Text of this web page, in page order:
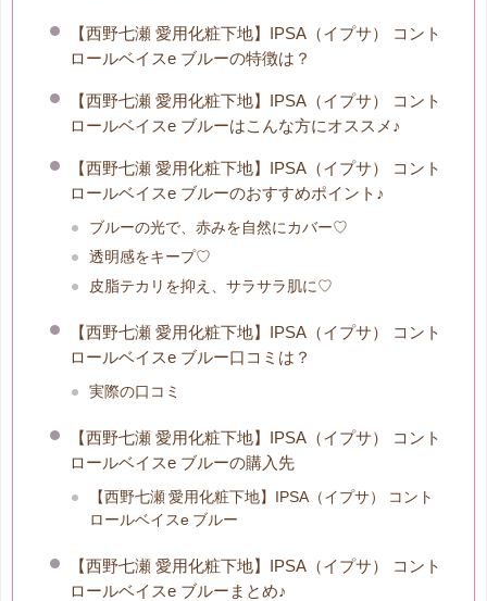
【西野七瀬 愛用化粧下地】IPSA（イプサ） コント
ロールベイスe ブルーの特徴は？
【西野七瀬 愛用化粧下地】IPSA（イプサ） コント
ロールベイスe ブルーはこんな方にオススメ♪
【西野七瀬 愛用化粧下地】IPSA（イプサ） コント
ロールベイスe ブルーのおすすめポイント♪
ブルーの光で、赤みを自然にカバー♡
透明感をキープ♡
皮脂テカリを抑え、サラサラ肌に♡
【西野七瀬 愛用化粧下地】IPSA（イプサ） コント
ロールベイスe ブルー口コミは？
実際の口コミ
【西野七瀬 愛用化粧下地】IPSA（イプサ） コント
ロールベイスe ブルーの購入先
【西野七瀬 愛用化粧下地】IPSA（イプサ） コント
ロールベイスe ブルー
【西野七瀬 愛用化粧下地】IPSA（イプサ） コント
ロールベイスe ブルーまとめ♪